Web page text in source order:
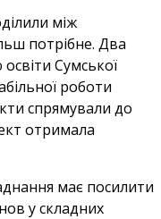
між
потрібне. Два
Сумської
роботи
спрямували до
отримала
має посилити
у складних